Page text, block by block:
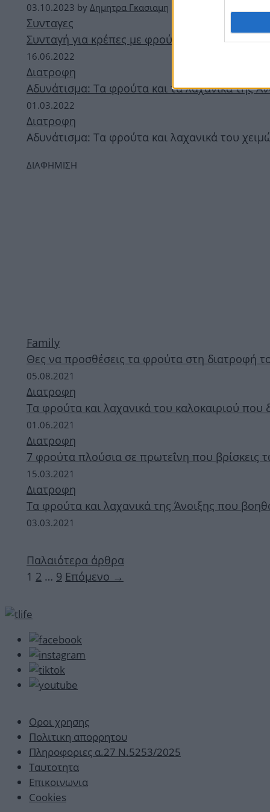
03.10.2023 by Δημητρα Γκασιαμη
Συνταγες
Συνταγή για κρέπες με φρούτα
16.06.2022
Διατροφη
Αδυνάτισμα: Τα φρούτα και τα λαχανικά της
01.03.2022
Διατροφη
Αδυνάτισμα: Τα φρούτα και λαχανικά του
ΔΙΑΦΗΜΙΣΗ
Family
Θες να προσθέσεις τα φρούτα στη διατροφή
05.08.2021
Διατροφη
Τα φρούτα και λαχανικά του καλοκαιριού
01.06.2021
Διατροφη
7 φρούτα πλούσια σε πρωτεΐνη που βρίσκεις
15.03.2021
Διατροφη
Τα φρούτα και λαχανικά της Άνοιξης που
03.03.2021
Παλαιότερα άρθρα
Σελίδα
1 Σελίδα
2 … Σελίδα
9 Επόμενο →
Οροι χρησης
Πολιτικη απορρητου
Πληροφοριες α.27 Ν.5253/2025
Ταυτοτητα
Επικοινωνια
Cookies